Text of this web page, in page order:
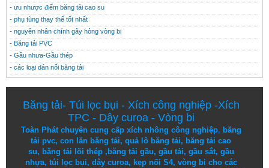
- ưu nhược điểm băng tải cao su
- phụ tùng thay thế tốt nhất
- nguyên nhân chính gây hỏng vòng bi
- Băng tải PVC
- Gầu nhưa-Gầu thép
- các loại dán nối băng tải
Băng tải- Túi lọc bụi - Xích công nghiệp-Xích
TPC - Dây curoa- Vòng bi
Toàn Phát chuyên cung cấp xích nhông công nghiệp, băng
tải pvc,con lăn băng tải,quả lô băng tải, băng tải cao
su, băng tải lõi thép, băng tải gầu, gầu tải, gầu sắt, gầu
nhựa, túi lọc bụi, dây curoa, kẹp nối S4, vòng bi cho các